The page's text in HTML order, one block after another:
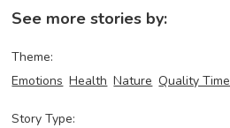
See more stories by:
Theme:
Emotions Health Nature Quality Time
Story Type: